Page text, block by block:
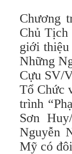
Chương
Chủ
giới thiệu
Những
Cựu SV/
Tổ Chức
trình
Sơn
Nguyễn
Mỹ có